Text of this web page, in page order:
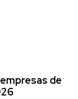
de